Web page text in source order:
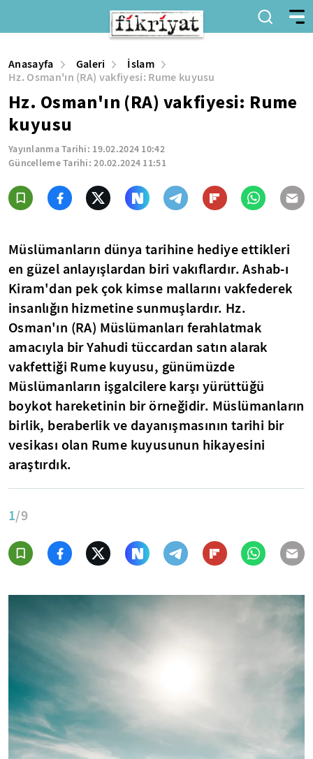
Anasayfa Galeri
İslam
Hz. Osman'ın (RA) vakfiyesi: Rume kuyusu
Hz. Osman'ın (RA) vakfiyesi: Rume
kuyusu
Yayınlanma Tarihi: 19.02.2024 10:42
Güncelleme Tarihi:20.02.2024 11:51
Müslümanların dünya tarihine hediye ettikleri
en güzel anlayışlardan biri vakıflardır. Ashab-ı
Kiram'dan pek çok kimse mallarını vakfederek
insanlığın hizmetine sunmuşlardır. Hz.
Osman'ın (RA) Müslümanları ferahlatmak
amacıyla bir Yahudi tüccardan satın alarak
vakfettiği Rume kuyusu, günümüzde
Müslümanların işgalcilere karşı yürüttüğü
boykot hareketinin bir örneğidir. Müslümanların
birlik, beraberlik ve dayanışmasının tarihi bir
vesikası olan Rume kuyusunun hikayesini
araştırdık.
1/9